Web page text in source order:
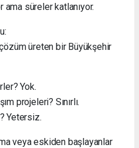
süreler katlanıyor.
üreten bir Büyükşehir
Yok.
projeleri? Sınırlı.
Yetersiz.
veya eskiden başlayanlar